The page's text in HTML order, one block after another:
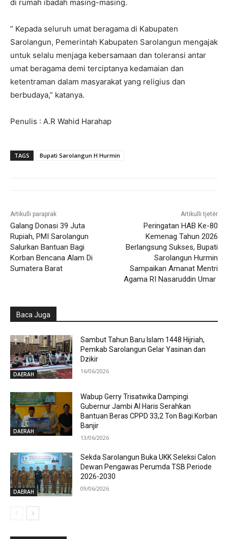
di rumah ibadah masing-masing.
” Kepada seluruh umat beragama di Kabupaten
Sarolangun, Pemerintah Kabupaten Sarolangun mengajak
untuk selalu menjaga kebersamaan dan toleransi antar
umat beragama demi terciptanya kedamaian dan
ketentraman dalam masyarakat yang religius dan
berbudaya,” katanya.
Penulis : A.R Wahid Harahap
TAGS Bupati Sarolangun H Hurmin
Artikulli paraprak
Galang Donasi 39 Juta
Rupiah, PMI Sarolangun
Salurkan Bantuan Bagi
Korban Bencana Alam Di
Sumatera Barat
Artikulli tjetër
Peringatan HAB Ke-80
Kemenag Tahun 2026
Berlangsung Sukses, Bupati
Sarolangun Hurmin
Sampaikan Amanat Mentri
Agama RI Nasaruddin Umar
Baca Juga
DAERAH
Sambut Tahun Baru Islam 1448 Hijriah,
Pemkab Sarolangun Gelar Yasinan dan
Dzikir
16/06/2026
DAERAH
Wabup Gerry Trisatwika Dampingi
Gubernur Jambi Al Haris Serahkan
Bantuan Beras CPPD 33,2 Ton Bagi Korban
Banjir
13/06/2026
DAERAH
Sekda Sarolangun Buka UKK Seleksi Calon
Dewan Pengawas Perumda TSB Periode
2026-2030
09/06/2026